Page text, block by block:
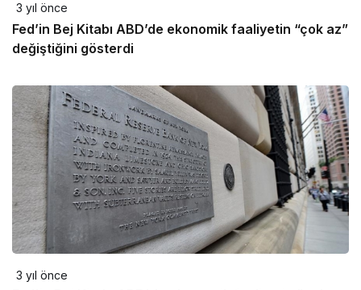
3 yıl önce
Fed’in Bej Kitabı ABD’de ekonomik faaliyetin “çok az”
değiştiğini gösterdi
3 yıl önce